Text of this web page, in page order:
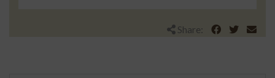
Share: